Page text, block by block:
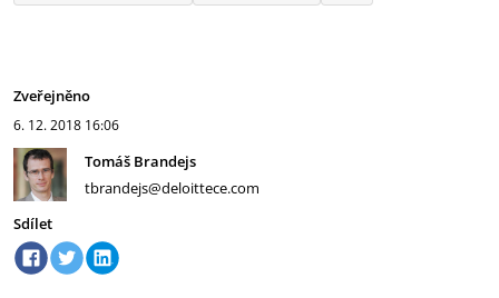
Zveřejněno
6. 12. 2018 16:06
Tomáš Brandejs
tbrandejs@deloittece.com
Sdílet